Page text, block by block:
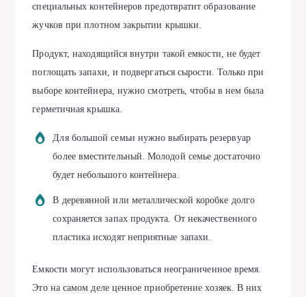
специальных контейнеров предотвратит образование
жучков при плотном закрытии крышки.
Продукт, находящийся внутри такой емкости, не будет
поглощать запахи, и подвергаться сырости. Только при
выборе контейнера, нужно смотреть, чтобы в нем была
герметичная крышка.
Для большой семьи нужно выбирать резервуар
более вместительный. Молодой семье достаточно
будет небольшого контейнера.
В деревянной или металлической коробке долго
сохраняется запах продукта. От некачественного
пластика исходят неприятные запахи.
Емкости могут использоваться неограниченное время.
Это на самом деле ценное приобретение хозяек. В них